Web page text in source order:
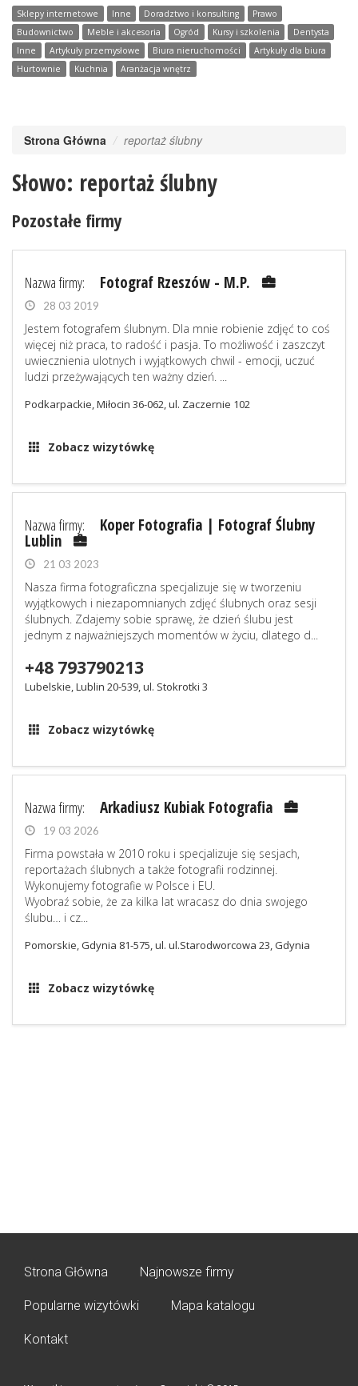
Sklepy internetowe Inne Doradztwo i konsulting
Prawo
Budownictwo
Meble i akcesoria Ogród Kursy i szkolenia
Dentysta
Inne
Artykuły przemysłowe Biura nieruchomości
Artykuły dla biura
Hurtownie
Kuchnia Aranżacja wnętrz
Strona Główna reportaż ślubny
Słowo: reportaż ślubny
Pozostałe firmy
Nazwa firmy: Fotograf Rzeszów - M.P.
28 03 2019
Jestem fotografem ślubnym. Dla mnie robienie zdjęć to coś
więcej niż praca, to radość i pasja. To możliwość i zaszczyt
uwiecznienia ulotnych i wyjątkowych chwil - emocji, uczuć
ludzi przeżywających ten ważny dzień. ...
Podkarpackie, Miłocin 36-062, ul. Zaczernie 102
Zobacz wizytówkę
Nazwa firmy: Koper Fotografia | Fotograf Ślubny
Lublin
21 03 2023
Nasza firma fotograficzna specjalizuje się w tworzeniu
wyjątkowych i niezapomnianych zdjęć ślubnych oraz sesji
ślubnych. Zdajemy sobie sprawę, że dzień ślubu jest
jednym z najważniejszych momentów w życiu, dlatego d...
+48 793790213
Lubelskie, Lublin 20-539, ul. Stokrotki 3
Zobacz wizytówkę
Nazwa firmy: Arkadiusz Kubiak Fotografia
19 03 2026
Firma powstała w 2010 roku i specjalizuje się sesjach,
reportażach ślubnych a także fotografii rodzinnej.
Wykonujemy fotografie w Polsce i EU.
Wyobraź sobie, że za kilka lat wracasz do dnia swojego
ślubu… i cz...
Pomorskie, Gdynia 81-575, ul. ul.Starodworcowa 23, Gdynia
Zobacz wizytówkę
Strona Główna Najnowsze firmy
Popularne wizytówki Mapa katalogu
Kontakt